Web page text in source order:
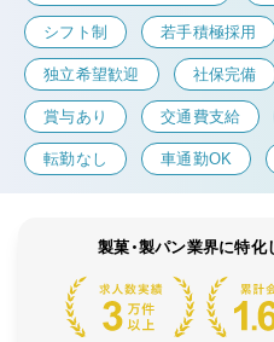
シフト制 若手積極採用
独立希望歓迎 社保完備
賞与あり 交通費支給
転勤なし 車通勤OK
製菓・製パン業界に特